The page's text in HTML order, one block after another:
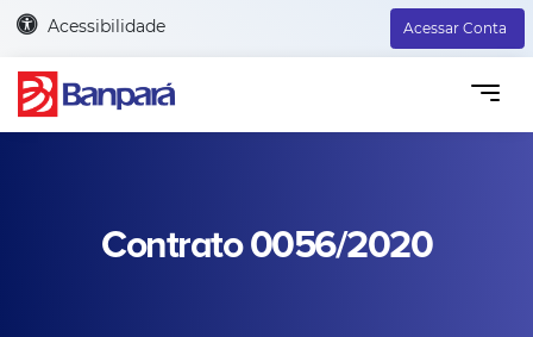
Acessibilidade Acessar Conta
Contrato 0056/2020